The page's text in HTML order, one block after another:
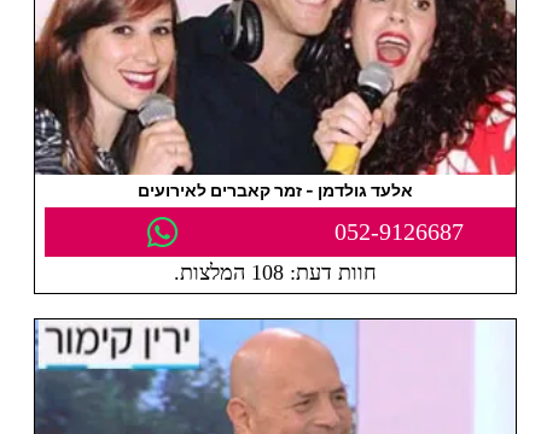
אלעד גולדמן - זמר קאברים לאירועים
052-9126687
חוות דעת: 108 המלצות.